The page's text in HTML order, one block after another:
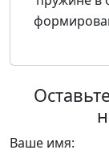
Ваше имя: